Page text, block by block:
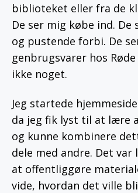
biblioteket eller fra de
De ser mig købe ind. De
og pustende forbi. De
genbrugsvarer hos
ikke noget.
Jeg startede
da jeg fik lyst til at lære
og kunne kombinere
dele med andre. Det
at offentliggøre
vide, hvordan det ville